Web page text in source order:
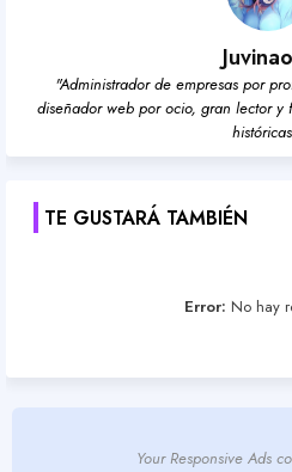
Juvinao
"Administrador de empresas por
diseñador web por ocio, gran lector
TE GUSTARÁ TAMBIÉN
Error: No hay
Your Responsive Ads